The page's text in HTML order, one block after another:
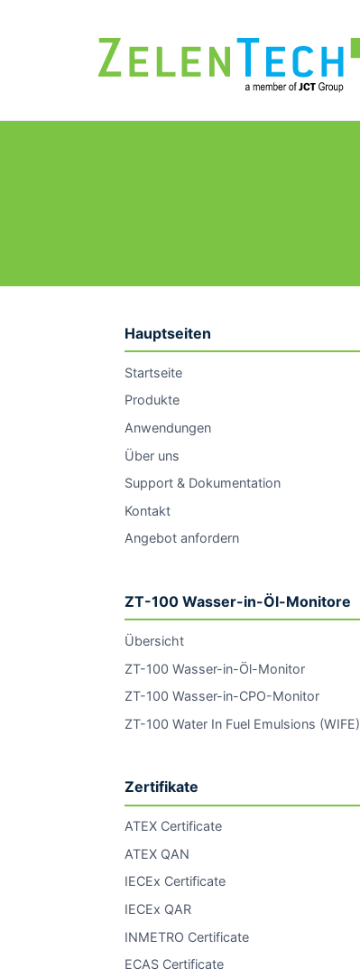
Hauptseiten
Startseite
Produkte
Anwendungen
Über uns
Support & Dokumentation
Kontakt
Angebot anfordern
ZT-100 Wasser-in-Öl-Monitore
Übersicht
ZT-100 Wasser-in-Öl-Monitor
ZT-100 Wasser-in-CPO-Monitor
ZT-100 Water In Fuel Emulsions (WIFE)
Zertifikate
ATEX Certificate
ATEX QAN
IECEx Certificate
IECEx QAR
INMETRO Certificate
ECAS Certificate